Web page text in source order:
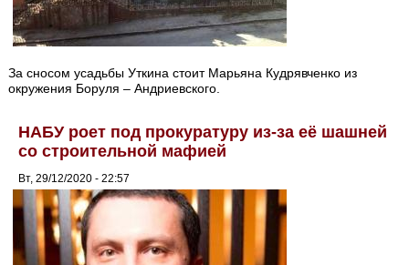
За сносом усадьбы Уткина стоит Марьяна Кудрявченко из
окружения Боруля – Андриевского.
НАБУ роет под прокуратуру из-за её шашней
со строительной мафией
Вт, 29/12/2020 - 22:57